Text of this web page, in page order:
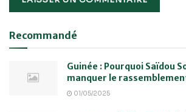
Recommandé
Guinée : Pourquoi Saïdou
manquer le
01/05/2025